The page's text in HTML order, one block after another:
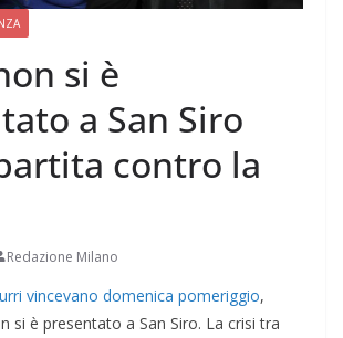
si è
a San Siro
contro la
Redazione Milano
vincevano domenica pomeriggio,
si è presentato a San Siro. La crisi tra